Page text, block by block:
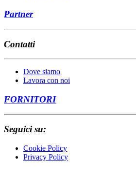
Partner
Contatti
Dove siamo
Lavora con noi
FORNITORI
Seguici su:
Cookie Policy
Privacy Policy